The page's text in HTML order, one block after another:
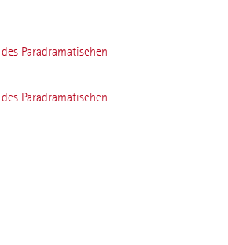
Paradramatischen
Paradramatischen